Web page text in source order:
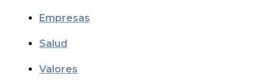
Empresas
Salud
Valores